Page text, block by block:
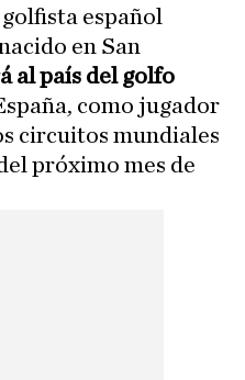
español
en San
al país del golfo
como jugador
circuitos mundiales
próximo mes de